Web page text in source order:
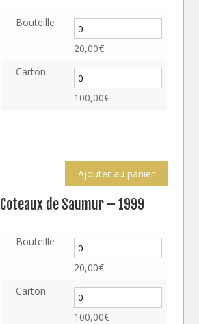
Bouteille
20,00€
Carton
100,00€
Ajouter au panier
Coteaux de Saumur – 1999
Bouteille
20,00€
Carton
100,00€